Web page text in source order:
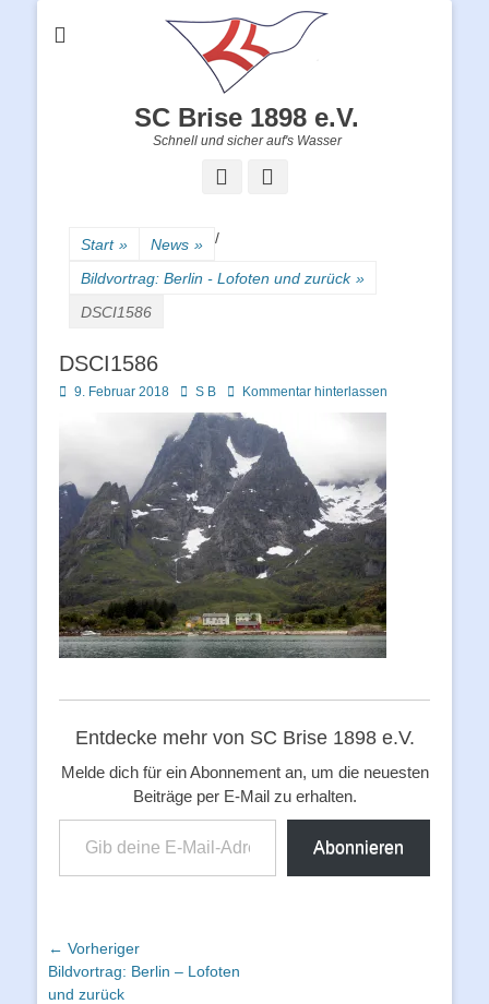
SC Brise 1898 e.V.
Schnell und sicher auf's Wasser
Facebook
Start » News » /
Bildvortrag: Berlin - Lofoten und zurück »
DSCI1586
DSCI1586
Posted
9. Februar 2018 Autor
S B Kommentar hinterlassen
Entdecke mehr von SC Brise 1898 e.V.
Melde dich für ein Abonnement an, um die neuesten
Beiträge per E-Mail zu erhalten.
Gib deine E-Mail-Adresse ein ...
Abonnieren
Beitragsnavigation
← Vorheriger
Vorheriger
Beitrag:
Bildvortrag: Berlin – Lofoten
und zurück